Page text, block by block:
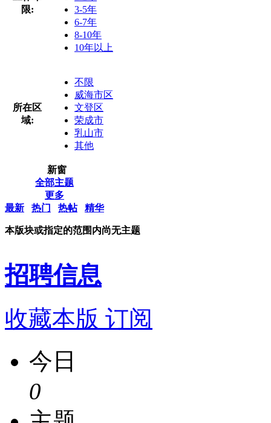
限:
3-5年
6-7年
8-10年
10年以上
所在区
域:
不限
威海市区
文登区
荣成市
乳山市
其他
新窗
全部主题
更多
最新
热门 热帖 精华
本版块或指定的范围内尚无主题
招聘信息
收藏本版 订阅
今日
0